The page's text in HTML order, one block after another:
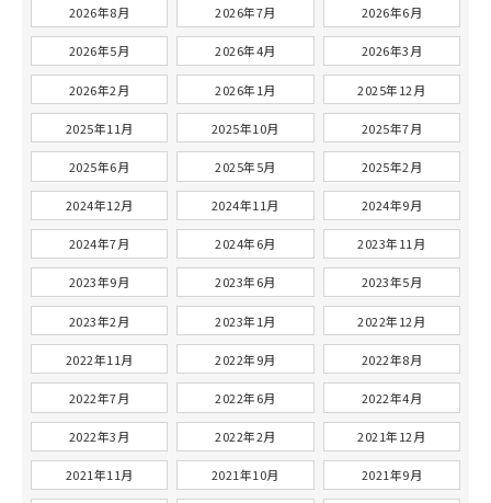
2026年8月 2026年7月 2026年6月
2026年5月 2026年4月 2026年3月
2026年2月 2026年1月 2025年12月
2025年11月 2025年10月 2025年7月
2025年6月 2025年5月 2025年2月
2024年12月 2024年11月 2024年9月
2024年7月 2024年6月 2023年11月
2023年9月 2023年6月 2023年5月
2023年2月 2023年1月 2022年12月
2022年11月 2022年9月 2022年8月
2022年7月 2022年6月 2022年4月
2022年3月 2022年2月 2021年12月
2021年11月 2021年10月 2021年9月